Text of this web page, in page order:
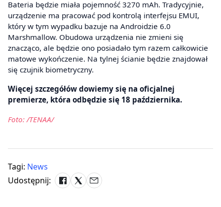
Bateria będzie miała pojemność 3270 mAh. Tradycyjnie,
urządzenie ma pracować pod kontrolą interfejsu EMUI,
który w tym wypadku bazuje na Androidzie 6.0
Marshmallow. Obudowa urządzenia nie zmieni się
znacząco, ale będzie ono posiadało tym razem całkowicie
matowe wykończenie. Na tylnej ścianie będzie znajdował
się czujnik biometryczny.
Więcej szczegółów dowiemy się na oficjalnej
premierze, która odbędzie się 18 października.
Foto: /TENAA/
Tagi: News
Udostępnij: